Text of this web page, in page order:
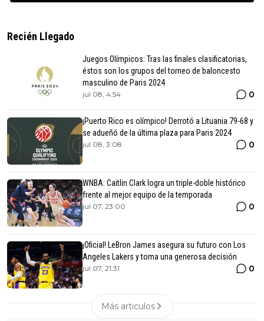
Recién Llegado
Juegos Olímpicos: Tras las finales clasificatorias,
éstos son los grupos del torneo de baloncesto
masculino de Paris 2024
jul 08, 4:54 0
¡Puerto Rico es olímpico! Derrotó a Lituania 79-68 y
se adueñó de la última plaza para Paris 2024
jul 08, 3:08 0
WNBA: Caitlin Clark logra un triple-doble histórico
frente al mejor equipo de la temporada
jul 07, 23:00 0
¡Oficial! LeBron James asegura su futuro con Los
Angeles Lakers y toma una generosa decisión
jul 07, 21:31 0
Más articulos